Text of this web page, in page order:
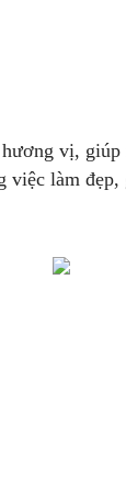
vị, giúp
việc làm